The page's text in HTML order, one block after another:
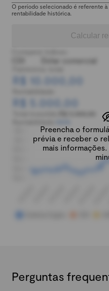
O período selecionado é referente à
rentabilidade histórica.
Calcular
Preencha o
prévia e receber o
mais informações.
Dólar comercial
R$ 10.000,00
R$ 5.000,00
Perguntas